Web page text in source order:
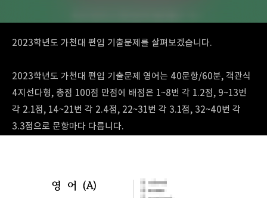
2023학년도 가천대 편입 기출문제를 살펴보겠습니다.
2023학년도 가천대 편입 기출문제 영어는 40문항/60분, 객관식
4지선다형, 총점 100점 만점에 배점은 1~8번 각 1.2점, 9~13번
각 2.1점, 14~21번 각 2.4점, 22~31번 각 3.1점, 32~40번 각
3.3점으로 문항마다 다릅니다.
리치의 편입컨설팅